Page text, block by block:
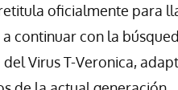
oficialmente para
continuar con la
Virus T-Veronica,